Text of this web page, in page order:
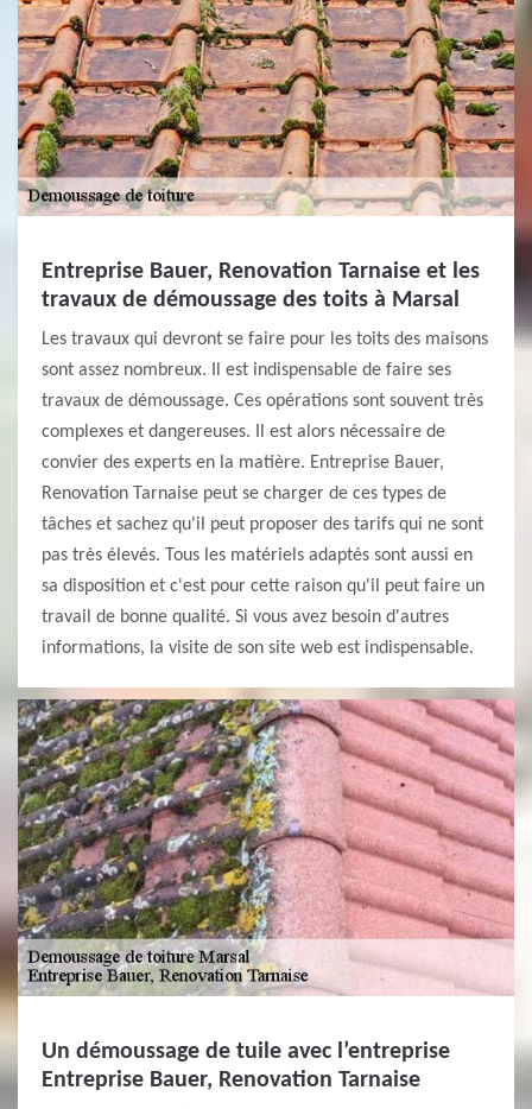
Entreprise Bauer, Renovation Tarnaise et les
travaux de démoussage des toits à Marsal
Les travaux qui devront se faire pour les toits des maisons
sont assez nombreux. Il est indispensable de faire ses
travaux de démoussage. Ces opérations sont souvent très
complexes et dangereuses. Il est alors nécessaire de
convier des experts en la matière. Entreprise Bauer,
Renovation Tarnaise peut se charger de ces types de
tâches et sachez qu'il peut proposer des tarifs qui ne sont
pas très élevés. Tous les matériels adaptés sont aussi en
sa disposition et c'est pour cette raison qu'il peut faire un
travail de bonne qualité. Si vous avez besoin d'autres
informations, la visite de son site web est indispensable.
Un démoussage de tuile avec l’entreprise
Entreprise Bauer, Renovation Tarnaise